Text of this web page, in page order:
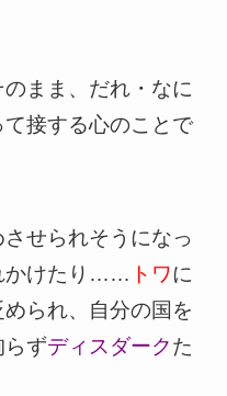
のまま、だれ・なに
接する心のことで
せられそうになっ
かけたり…… トワに
られ、自分の国を
ずディスダークた